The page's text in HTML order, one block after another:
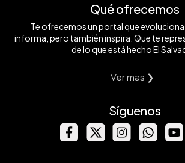
Qué ofrecemos
Te ofrecemos un portal que
informa, pero también inspira. Que te
de lo que está hecho El
Ver mas ❯
Síguenos